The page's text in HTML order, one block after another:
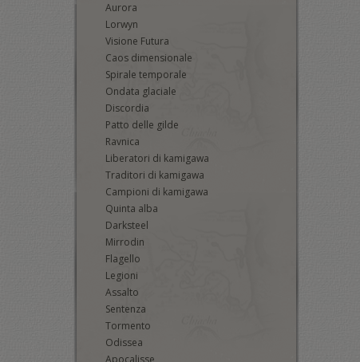
Aurora
Lorwyn
Visione Futura
Caos dimensionale
Spirale temporale
Ondata glaciale
Discordia
Patto delle gilde
Ravnica
Liberatori di kamigawa
Traditori di kamigawa
Campioni di kamigawa
Quinta alba
Darksteel
Mirrodin
Flagello
Legioni
Assalto
Sentenza
Tormento
Odissea
Apocalisse